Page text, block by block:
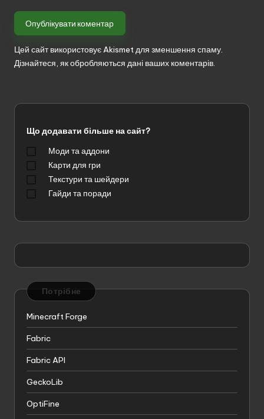
Цей сайт використовує Akismet для зменшення спаму.
Дізнайтеся, як обробляються дані ваших коментарів.
Що додавати більше на сайт?
Моди та аддони
Карти для гри
Текстури та шейдери
Гайди та поради
Потрібне
Minecraft Forge
Fabric
Fabric API
GeckoLib
OptiFine